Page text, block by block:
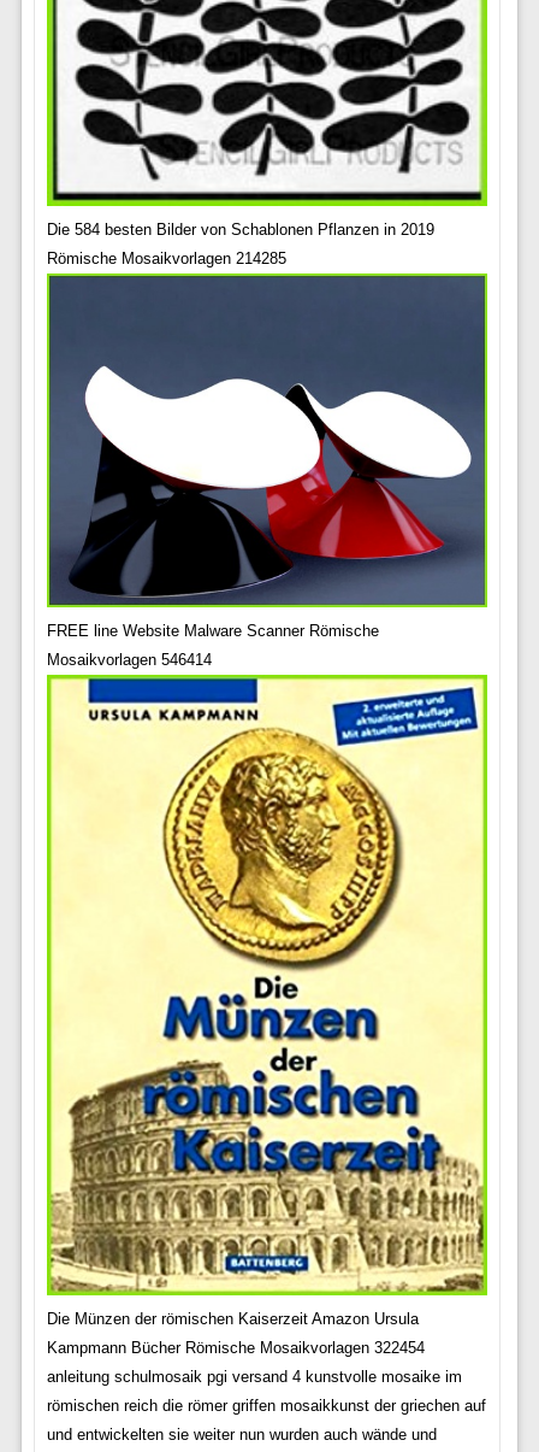
Die 584 besten Bilder von Schablonen Pflanzen in 2019
Römische Mosaikvorlagen 214285
FREE line Website Malware Scanner Römische
Mosaikvorlagen 546414
Die Münzen der römischen Kaiserzeit Amazon Ursula
Kampmann Bücher Römische Mosaikvorlagen 322454
anleitung schulmosaik pgi versand 4 kunstvolle mosaike im
römischen reich die römer griffen mosaikkunst der griechen auf
und entwickelten sie weiter nun wurden auch wände und